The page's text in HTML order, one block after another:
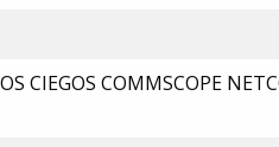
CIEGOS COMMSCOPE